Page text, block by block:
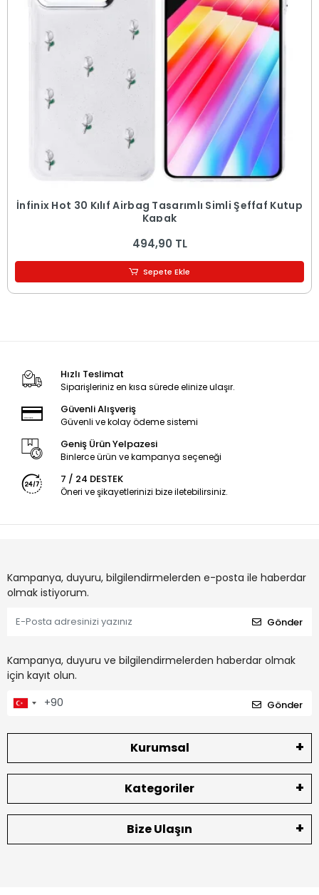
İnfinix Hot 30 Kılıf Airbag Tasarımlı Simli Şeffaf Kutup
Kapak
494,90 TL
Sepete Ekle
Hızlı Teslimat
Siparişleriniz en kısa sürede elinize ulaşır.
Güvenli Alışveriş
Güvenli ve kolay ödeme sistemi
Geniş Ürün Yelpazesi
Binlerce ürün ve kampanya seçeneği
7 / 24 DESTEK
Öneri ve şikayetlerinizi bize iletebilirsiniz.
Kampanya, duyuru, bilgilendirmelerden e-posta ile haberdar
olmak istiyorum.
Gönder
Kampanya, duyuru ve bilgilendirmelerden haberdar olmak
için kayıt olun.
Gönder
Kurumsal
Kategoriler
Bize Ulaşın